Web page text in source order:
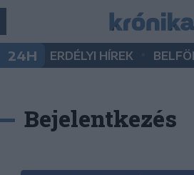
24H ERDÉLYI HÍREK
Bejelentkezés